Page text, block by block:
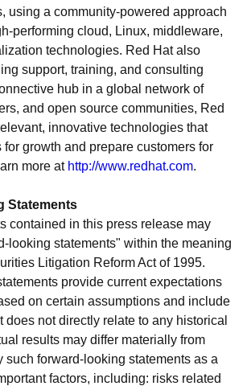
using a community-powered approach
performing cloud, Linux, middleware,
technologies. Red Hat also
support, training, and consulting
hub in a global network of
and open source communities, Red
innovative technologies that
for growth and prepare customers for
more at http://www.redhat.com.
Statements
contained in this press release may
looking statements" within the meaning
Litigation Reform Act of 1995.
provide current expectations
on certain assumptions and include
does not directly relate to any historical
results may differ materially from
such forward-looking statements as a
factors, including: risks related